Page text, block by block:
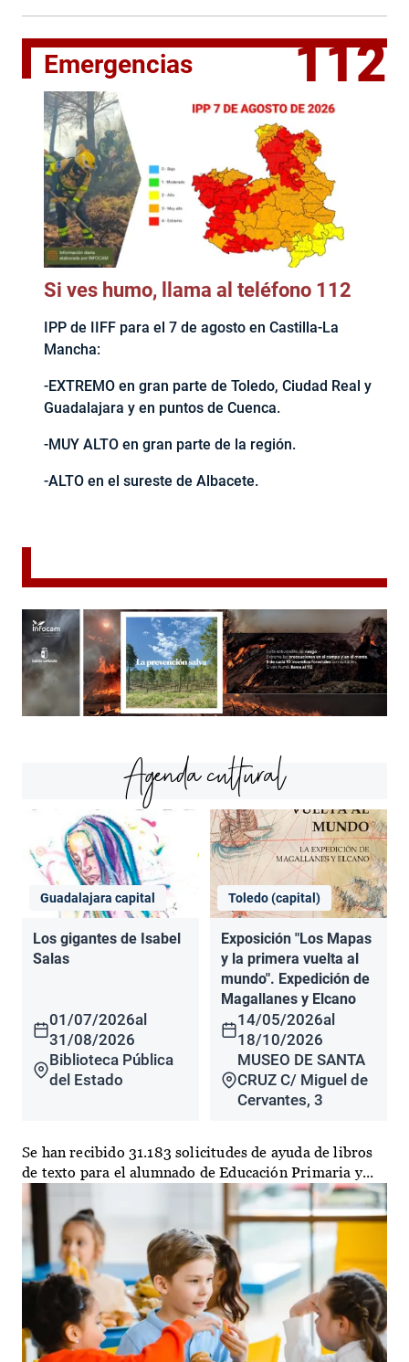
Emergencias 112
Si ves humo, llama al teléfono 112
IPP de IIFF para el 7 de agosto en Castilla-La
Mancha:
-EXTREMO en gran parte de Toledo, Ciudad Real y
Guadalajara y en puntos de Cuenca.
-MUY ALTO en gran parte de la región.
-ALTO en el sureste de Albacete.
Agenda cultural
Guadalajara capital
Los gigantes de Isabel
Salas
01/07/2026al
31/08/2026
Biblioteca Pública
del Estado
Toledo (capital)
Exposición "Los Mapas
y la primera vuelta al
mundo". Expedición de
Magallanes y Elcano
14/05/2026al
18/10/2026
MUSEO DE SANTA
CRUZ C/ Miguel de
Cervantes, 3
Se han recibido 31.183 solicitudes de ayuda de libros
de texto para el alumnado de Educación Primaria y...